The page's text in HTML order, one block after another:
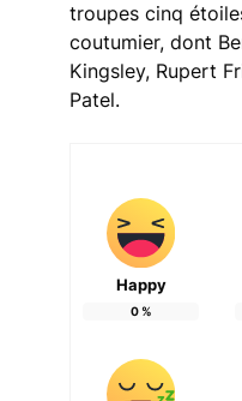
troupes cinq
coutumier, dont
Kingsley, Rupert
Patel.
Happy
0%